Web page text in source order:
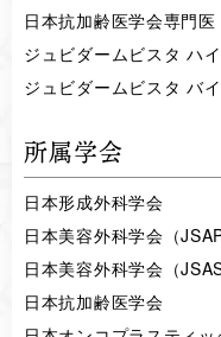
日本抗加齢医学会専門医
ジュビダームビスタ ハ
ジュビダームビスタ バ
所属学会
日本形成外科学会
日本美容外科学会（
日本美容外科学会（JSAS
日本抗加齢医学会